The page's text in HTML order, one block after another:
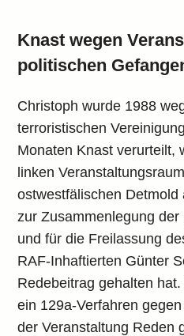
Knast wegen
politischen
Christoph wurde 1988
terroristischen
Monaten Knast verurteilt,
linken
ostwestfälischen Detmold
zur Zusammenlegung
und für die Freilassung
RAF-Inhaftierten Günter
Redebeitrag gehalten
ein 129a-Verfahren
der Veranstaltung Reden